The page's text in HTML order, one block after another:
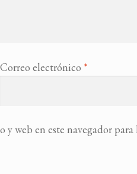
Correo electrónico *
web en este navegador